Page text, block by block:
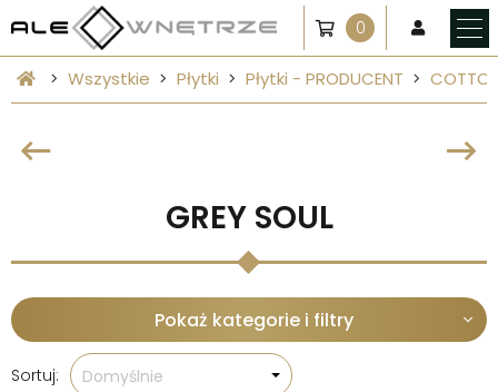
0
Wszystkie Płytki Płytki - PRODUCENT COTTO
GREY SOUL
Pokaż kategorie i filtry
Sortuj: Domyślnie